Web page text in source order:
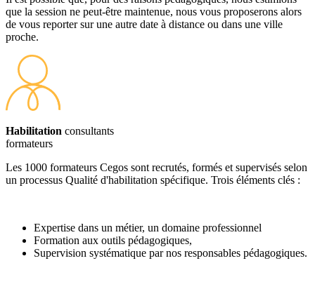
que la session ne peut-être maintenue, nous vous proposerons alors
de vous reporter sur une autre date à distance ou dans une ville
proche.
Habilitation consultants
formateurs
Les 1000 formateurs Cegos sont recrutés, formés et supervisés selon
un processus Qualité d'habilitation spécifique. Trois éléments clés :
Expertise dans un métier, un domaine professionnel
Formation aux outils pédagogiques,
Supervision systématique par nos responsables pédagogiques.